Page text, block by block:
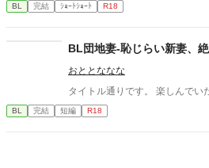
た。 拒むことも、許すこともで
ての誇りを壊すほどに甘く、逃
原の視線の奥に宿るのは、ただ
から思ってたんです。 あなたが
っと綺麗だろうなって」 支配す
BL 完結 ｼｮｰﾄｼｮｰﾄ R18
BL団地妻-恥じらい新妻、
おととななな
タイトル通りです
BL 完結 短編 R18